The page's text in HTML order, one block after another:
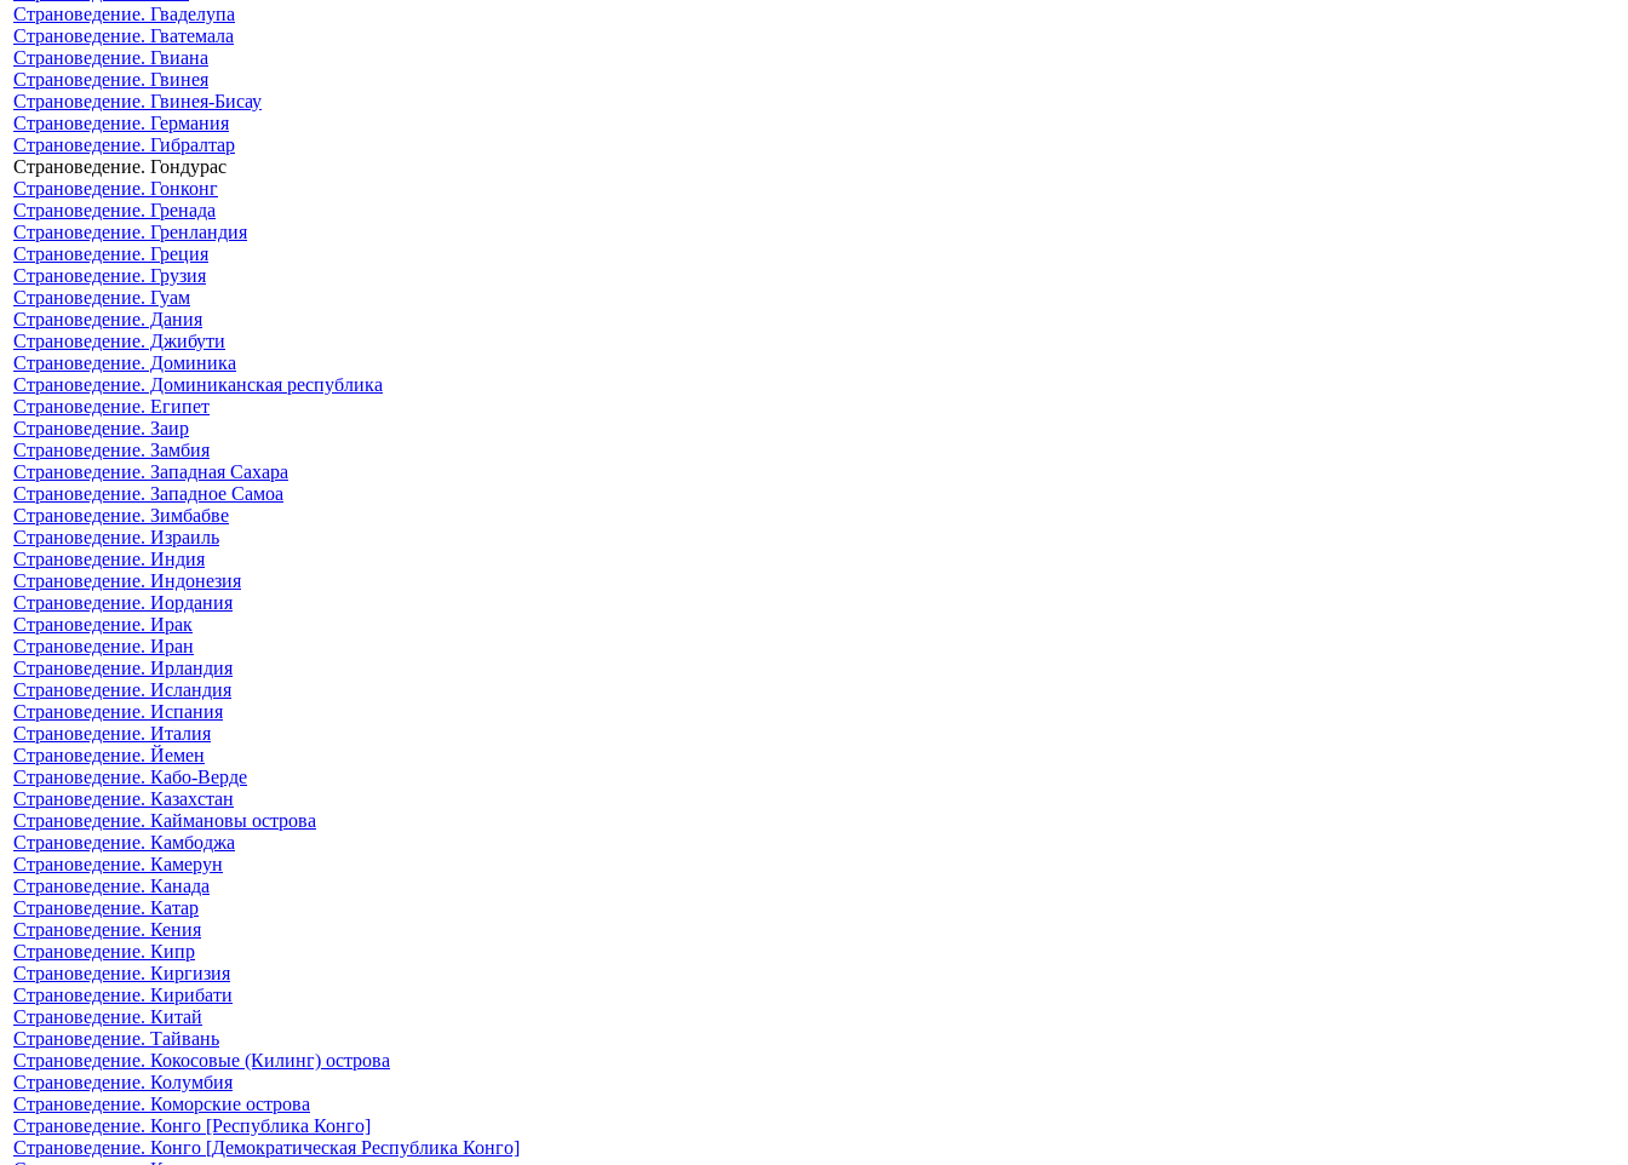
Страноведение. Гваделупа
Страноведение. Гватемала
Страноведение. Гвиана
Страноведение. Гвинея
Страноведение. Гвинея-Бисау
Страноведение. Германия
Страноведение. Гибралтар
Страноведение. Гондурас
Страноведение. Гонконг
Страноведение. Гренада
Страноведение. Гренландия
Страноведение. Греция
Страноведение. Грузия
Страноведение. Гуам
Страноведение. Дания
Страноведение. Джибути
Страноведение. Доминика
Страноведение. Доминиканская республика
Страноведение. Египет
Страноведение. Заир
Страноведение. Замбия
Страноведение. Западная Сахара
Страноведение. Западное Самоа
Страноведение. Зимбабве
Страноведение. Израиль
Страноведение. Индия
Страноведение. Индонезия
Страноведение. Иордания
Страноведение. Ирак
Страноведение. Иран
Страноведение. Ирландия
Страноведение. Исландия
Страноведение. Испания
Страноведение. Италия
Страноведение. Йемен
Страноведение. Кабо-Верде
Страноведение. Казахстан
Страноведение. Каймановы острова
Страноведение. Камбоджа
Страноведение. Камерун
Страноведение. Канада
Страноведение. Катар
Страноведение. Кения
Страноведение. Кипр
Страноведение. Киргизия
Страноведение. Кирибати
Страноведение. Китай
Страноведение. Тайвань
Страноведение. Кокосовые (Килинг) острова
Страноведение. Колумбия
Страноведение. Коморские острова
Страноведение. Конго [Республика Конго]
Страноведение. Конго [Демократическая Республика Конго]